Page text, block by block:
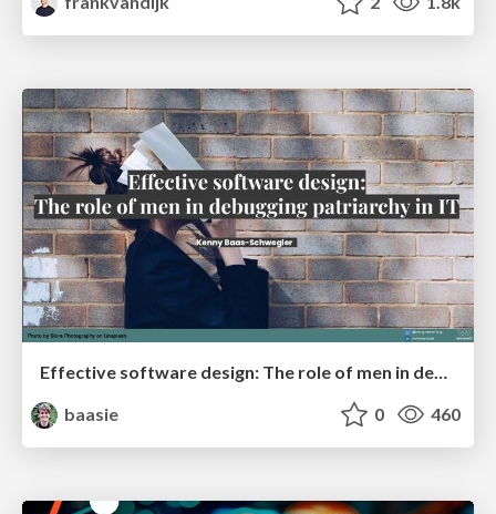
Effective software design: The role of men in debugging patriarchy in IT @ Voxxed Days AMS
baasie
0 460